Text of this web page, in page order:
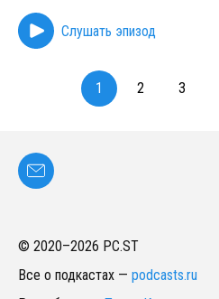
Слушать эпизод
1 2 3
© 2020–2026 PC.ST
Все о подкастах — podcasts.ru